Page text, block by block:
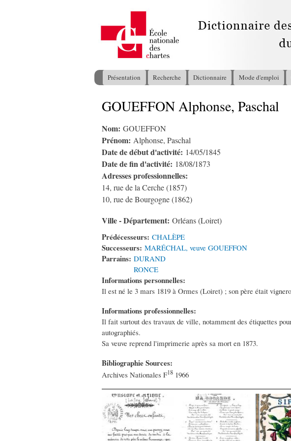
Menu principal
Présentation Recherche Dictionnaire Mode d'emploi
Vous êtes ici
GOUEFFON Alphonse, Paschal
Nom: GOUEFFON
Prénom: Alphonse, Paschal
Date de début d'activité: 14/05/1845
Date de fin d'activité: 18/08/1873
Adresses professionnelles:
14, rue de la Cerche (1857)
10, rue de Bourgogne (1862)
Ville - Département: Orléans (Loiret)
Prédécesseurs: CHALÈPE
Successeurs: MARÉCHAL, veuve GOUEFFON
Parrains: DURAND
RONCE
Informations personnelles:
Il est né le 3 mars 1819 à Ormes (Loiret) ; son père était
Informations professionnelles:
Il fait surtout des travaux de ville, notamment des étiquettes
autographiés.
Sa veuve reprend l'imprimerie après sa mort en 1873.
Bibliographie Sources:
Archives Nationales F18 1966